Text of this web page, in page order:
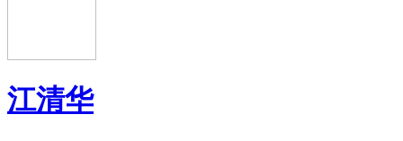
江清华